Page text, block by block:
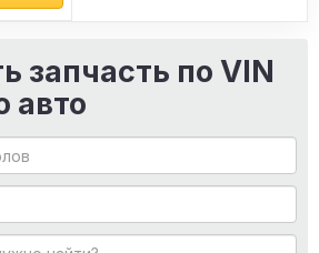
последними символами кода
запчасть по VIN
авто